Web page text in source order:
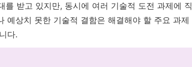
받고 있지만, 동시에 여러 기술적 도전 과제에 직
예상치 못한 기술적 결함은 해결해야 할 주요 과제
다.